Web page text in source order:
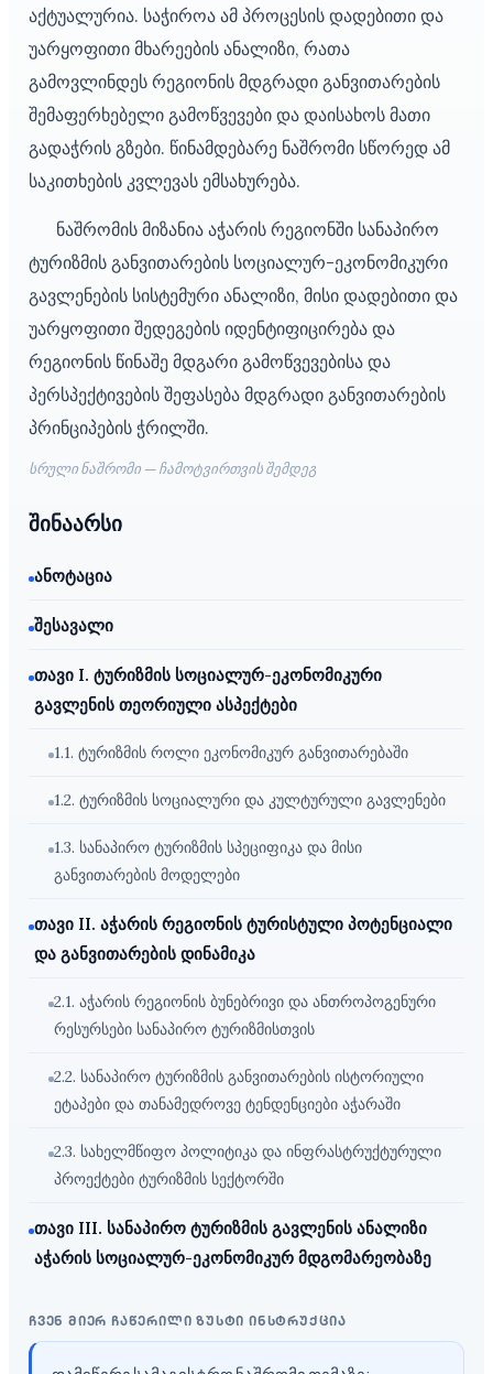
აქტუალურია. საჭიროა ამ პროცესის დადებითი და
უარყოფითი მხარეების ანალიზი, რათა
გამოვლინდეს რეგიონის მდგრადი განვითარების
შემაფერხებელი გამოწვევები და დაისახოს მათი
გადაჭრის გზები. წინამდებარე ნაშრომი სწორედ ამ
საკითხების კვლევას ემსახურება.
ნაშრომის მიზანია აჭარის რეგიონში სანაპირო
ტურიზმის განვითარების სოციალურ-ეკონომიკური
გავლენების სისტემური ანალიზი, მისი დადებითი და
უარყოფითი შედეგების იდენტიფიცირება და
რეგიონის წინაშე მდგარი გამოწვევებისა და
პერსპექტივების შეფასება მდგრადი განვითარების
პრინციპების ჭრილში.
სრული ნაშრომი — ჩამოტვირთვის შემდეგ
შინაარსი
ანოტაცია
შესავალი
თავი I. ტურიზმის სოციალურ-ეკონომიკური
გავლენის თეორიული ასპექტები
1.1. ტურიზმის როლი ეკონომიკურ განვითარებაში
1.2. ტურიზმის სოციალური და კულტურული გავლენები
1.3. სანაპირო ტურიზმის სპეციფიკა და მისი
განვითარების მოდელები
თავი II. აჭარის რეგიონის ტურისტული პოტენციალი
და განვითარების დინამიკა
2.1. აჭარის რეგიონის ბუნებრივი და ანთროპოგენური
რესურსები სანაპირო ტურიზმისთვის
2.2. სანაპირო ტურიზმის განვითარების ისტორიული
ეტაპები და თანამედროვე ტენდენციები აჭარაში
2.3. სახელმწიფო პოლიტიკა და ინფრასტრუქტურული
პროექტები ტურიზმის სექტორში
თავი III. სანაპირო ტურიზმის გავლენის ანალიზი
აჭარის სოციალურ-ეკონომიკურ მდგომარეობაზე
ჩვენ მიერ ჩაწერილი ზუსტი ინსტრუქცია